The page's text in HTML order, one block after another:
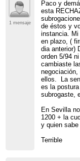
1 mensaje
Paco y
esta
de éstos y
instancia.
en plazo, (
dia anterior)
orden 5/94
cambiaste
ellos. La
es la
subrogaste,
En Sevilla
1200 + la
y quien
Terrible